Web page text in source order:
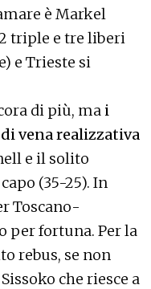
è Markel
triple e tre liberi
e Trieste si
di più, ma i
vena realizzativa
e il solito
(35-25). In
Toscano-
per fortuna. Per la
rebus, se non
che riesce a